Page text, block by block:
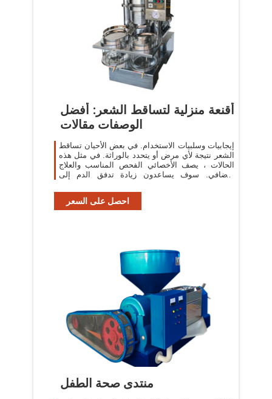
أقنعة منزلية لتساقط الشعر: أفضل
الوصفات مقالات
إيجابيات وسلبيات الاستخدام. في بعض الأحيان تساقط
الشعر نتيجة لأي مرض أو يتحدد بالوراثة. في مثل هذه
الحالات ، يصف الأخصائي الفحص المناسب والعلاج
الإضافي. سوف يساعدون زيادة تدفق الدم إلى
احصل على السعر
منتدى صحة الطفل